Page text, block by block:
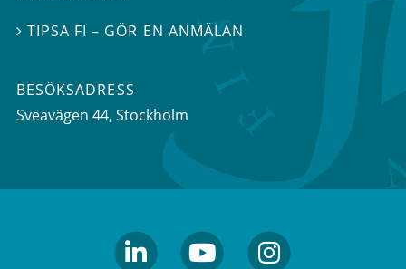
TIPSA FI – GÖR EN ANMÄLAN
BESÖKSADRESS
Sveavägen 44, Stockholm